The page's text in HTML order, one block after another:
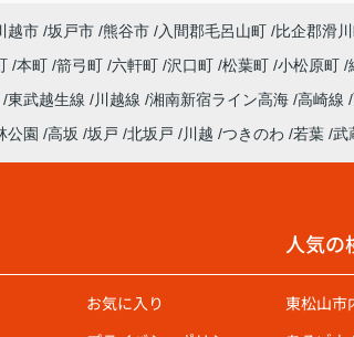
越市 坂戸市 熊谷市 入間郡毛呂山町 比企郡滑
本町 箭弓町 六軒町 沢口町 松葉町 小松原町
東武越生線 川越線 湘南新宿ライン高海 高崎線
公園 高坂 坂戸 北坂戸 川越 つきのわ 若葉 武
お気に入り
人気の
東松山市